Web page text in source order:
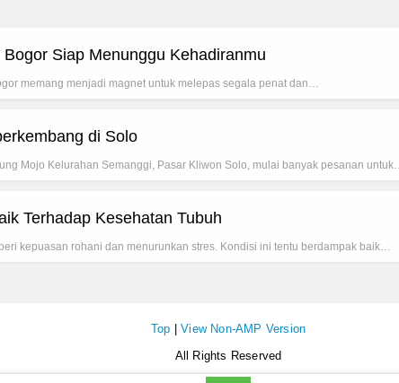
Siap Menunggu Kehadiranmu
memang menjadi magnet untuk melepas segala penat dan…
di Solo
Mojo Kelurahan Semanggi, Pasar Kliwon Solo, mulai banyak pesanan untuk…
Terhadap Kesehatan Tubuh
kepuasan rohani dan menurunkan stres. Kondisi ini tentu berdampak baik…
Top |View Non-AMP Version
All Rights Reserved